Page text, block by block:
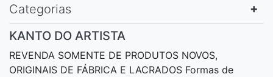
Categorias
KANTO DO ARTISTA
REVENDA SOMENTE DE PRODUTOS NOVOS,
ORIGINAIS DE FÁBRICA E LACRADOS Formas de